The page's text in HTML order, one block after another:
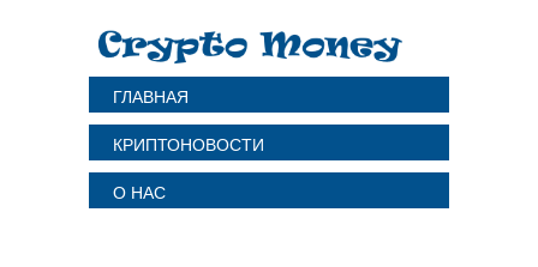
ГЛАВНАЯ
КРИПТОНОВОСТИ
О НАС